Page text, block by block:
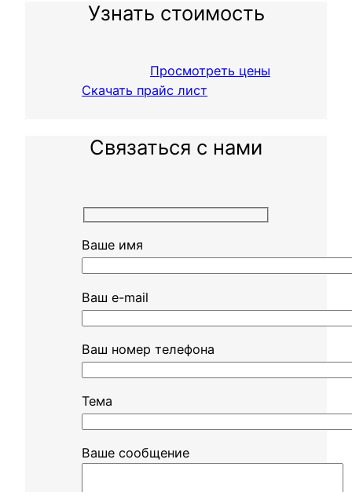
Узнать стоимость
Просмотреть цены
Скачать прайс лист
Связаться с нами
Ваше имя
Ваш e-mail
Ваш номер телефона
Тема
Ваше сообщение